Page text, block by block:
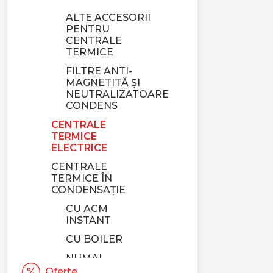
ALTE ACCESORII
PENTRU
CENTRALE
TERMICE
FILTRE ANTI-
MAGNETITĂ ȘI
NEUTRALIZATOARE
CONDENS
CENTRALE
TERMICE
ELECTRICE
CENTRALE
TERMICE ÎN
CONDENSAȚIE
CU ACM
INSTANT
CU BOILER
NUMAI
ÎNCĂLZIRE